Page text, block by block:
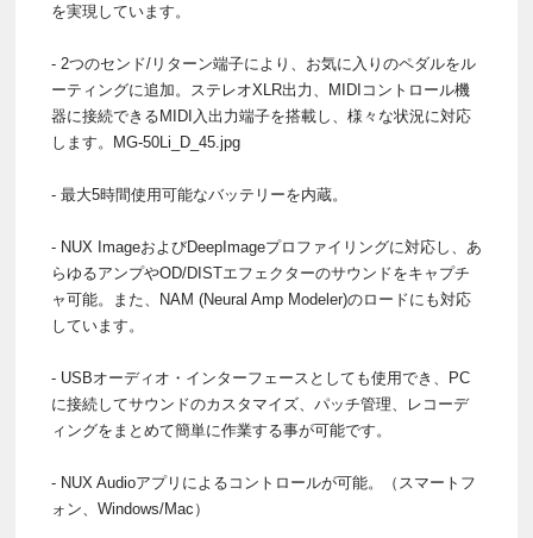
を実現しています。
- 2つのセンド/リターン端子により、お気に入りのペダルをル
ーティングに追加。ステレオXLR出力、MIDIコントロール機
器に接続できるMIDI入出力端子を搭載し、様々な状況に対応
します。MG-50Li_D_45.jpg
- 最大5時間使用可能なバッテリーを内蔵。
- NUX ImageおよびDeepImageプロファイリングに対応し、あ
らゆるアンプやOD/DISTエフェクターのサウンドをキャプチ
ャ可能。また、NAM (Neural Amp Modeler)のロードにも対応
しています。
- USBオーディオ・インターフェースとしても使用でき、PC
に接続してサウンドのカスタマイズ、パッチ管理、レコーデ
ィングをまとめて簡単に作業する事が可能です。
- NUX Audioアプリによるコントロールが可能。（スマートフ
ォン、Windows/Mac）